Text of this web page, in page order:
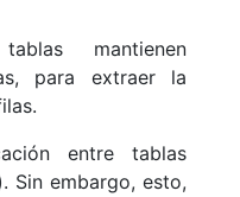
mantienen
para extraer la
entre tablas
Sin embargo, esto,